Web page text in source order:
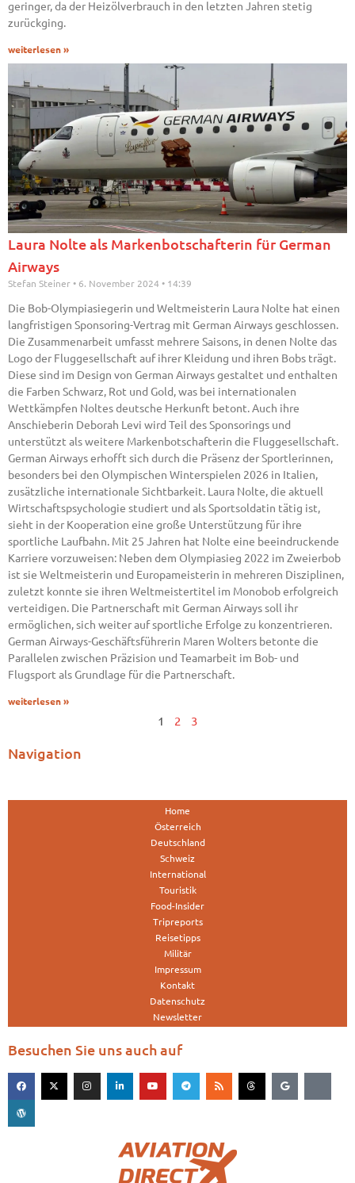
geringer, da der Heizölverbrauch in den letzten Jahren stetig
zurückging.
weiterlesen »
Laura Nolte als Markenbotschafterin für German
Airways
Stefan Steiner 6. November 2024 14:39
Die Bob-Olympiasiegerin und Weltmeisterin Laura Nolte hat einen
langfristigen Sponsoring-Vertrag mit German Airways geschlossen.
Die Zusammenarbeit umfasst mehrere Saisons, in denen Nolte das
Logo der Fluggesellschaft auf ihrer Kleidung und ihren Bobs trägt.
Diese sind im Design von German Airways gestaltet und enthalten
die Farben Schwarz, Rot und Gold, was bei internationalen
Wettkämpfen Noltes deutsche Herkunft betont. Auch ihre
Anschieberin Deborah Levi wird Teil des Sponsorings und
unterstützt als weitere Markenbotschafterin die Fluggesellschaft.
German Airways erhofft sich durch die Präsenz der Sportlerinnen,
besonders bei den Olympischen Winterspielen 2026 in Italien,
zusätzliche internationale Sichtbarkeit. Laura Nolte, die aktuell
Wirtschaftspsychologie studiert und als Sportsoldatin tätig ist,
sieht in der Kooperation eine große Unterstützung für ihre
sportliche Laufbahn. Mit 25 Jahren hat Nolte eine beeindruckende
Karriere vorzuweisen: Neben dem Olympiasieg 2022 im Zweierbob
ist sie Weltmeisterin und Europameisterin in mehreren Disziplinen,
zuletzt konnte sie ihren Weltmeistertitel im Monobob erfolgreich
verteidigen. Die Partnerschaft mit German Airways soll ihr
ermöglichen, sich weiter auf sportliche Erfolge zu konzentrieren.
German Airways-Geschäftsführerin Maren Wolters betonte die
Parallelen zwischen Präzision und Teamarbeit im Bob- und
Flugsport als Grundlage für die Partnerschaft.
weiterlesen »
1 2 3
Navigation
Home
Österreich
Deutschland
Schweiz
International
Touristik
Food-Insider
Tripreports
Reisetipps
Militär
Impressum
Kontakt
Datenschutz
Newsletter
Besuchen Sie uns auch auf